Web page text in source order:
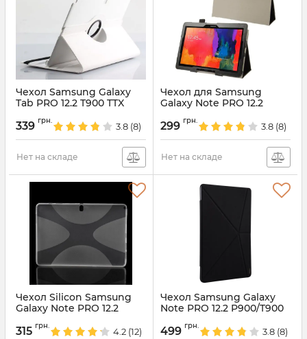
Чехол Samsung Galaxy
Tab PRO 12.2 T900 TTX
Артикул: 672
339 грн.
3.8 (8)
Нет на складе
Чехол для Samsung
Galaxy Note PRO 12.2
Артикул: 508
299 грн.
3.8 (8)
Нет на складе
Чехол Silicon Samsung
Galaxy Note PRO 12.2
Артикул:3345
315 грн.
4.2 (12)
Чехол Samsung Galaxy
Note PRO 12.2 P900/T900
Артикул: 1844
499 грн.
3.8 (8)